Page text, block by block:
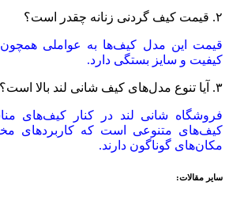
۲. قیمت کیف گردنی زنانه چقدر است؟
قیمت این مدل کیف‌ها به عواملی
کیفیت و سایز بستگی دارد.
۳. آیا تنوع مدل‌های کیف شانی ‌لند بالا است؟
فروشگاه شانی لند در کنار کیف‌های
کیف‌های متنوعی است که کاربردهای
مکان‌های گوناگون دارند.
سایر مقالات: